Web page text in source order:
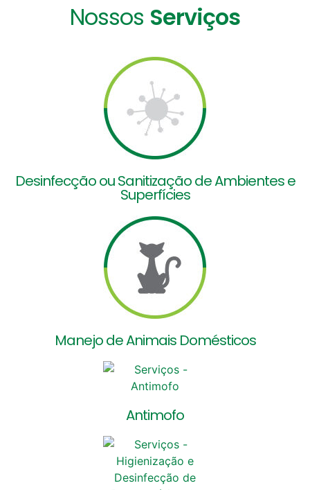
Nossos Serviços
Desinfecção ou Sanitização de Ambientes e
Superfícies
Manejo de Animais Domésticos
Antimofo